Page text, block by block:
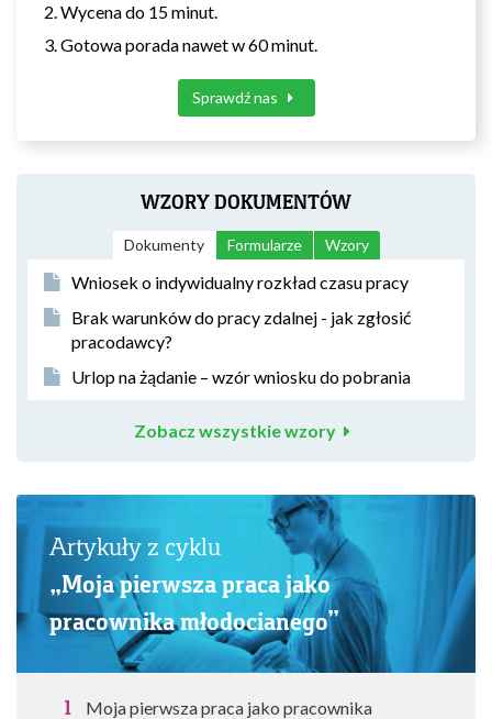
Wycena do 15 minut.
Gotowa porada nawet w 60 minut.
Sprawdź nas
WZORY DOKUMENTÓW
Dokumenty Formularze Wzory
Wniosek o indywidualny rozkład czasu pracy
Brak warunków do pracy zdalnej - jak zgłosić
pracodawcy?
Urlop na żądanie – wzór wniosku do pobrania
Zobacz wszystkie wzory
Artykuły z cyklu
„Moja pierwsza praca jako
pracownika młodocianego”
Moja pierwsza praca jako pracownika